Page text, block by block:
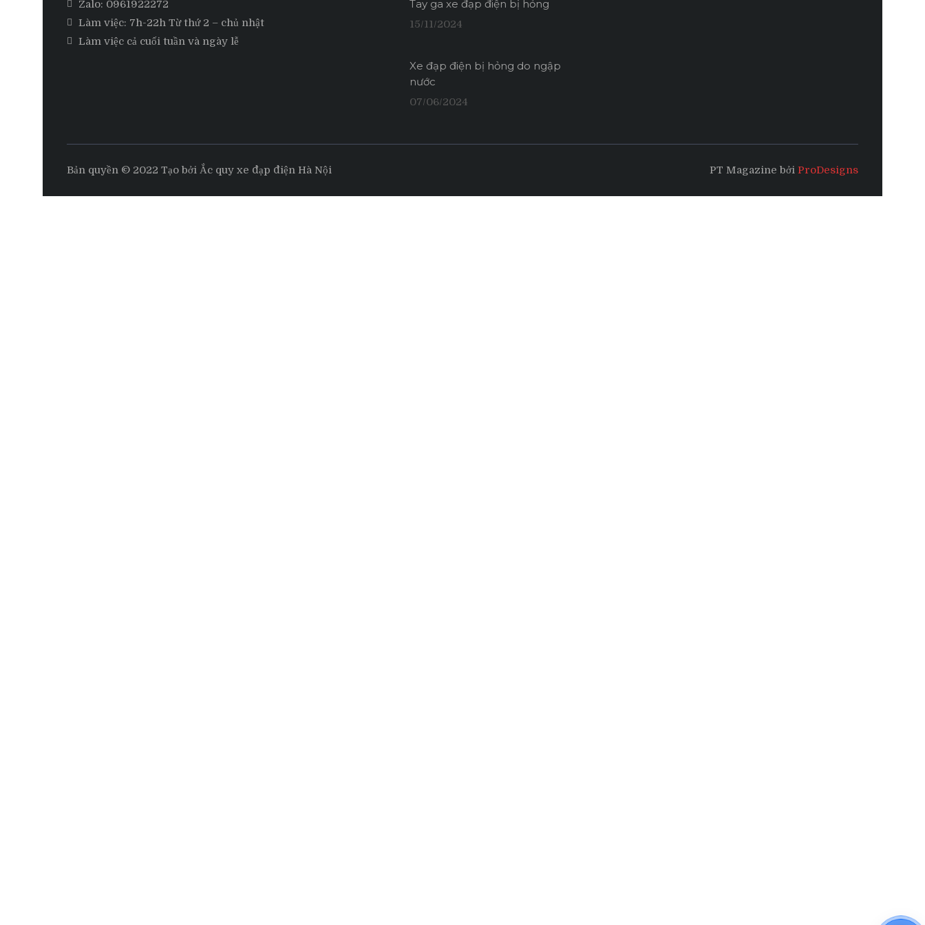
Zalo: 0961922272
Làm việc: 7h-22h Từ thứ 2 – chủ nhật
Làm việc cả cuối tuần và ngày lễ
Tay ga xe đạp điện bị hỏng
15/11/2024
Xe đạp điện bị hỏng do ngập
nước
07/06/2024
Bản quyền © 2022 Tạo bởi Ắc quy xe đạp điện Hà Nội PT Magazine bởi ProDesigns